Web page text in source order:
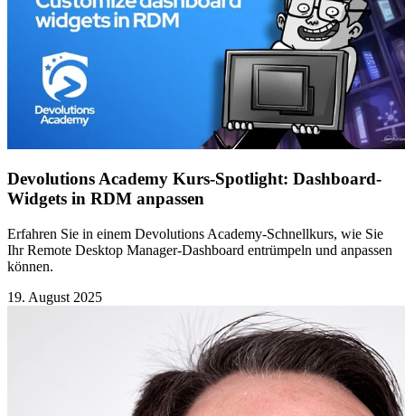
Devolutions Academy Kurs-Spotlight: Dashboard-
Widgets in RDM anpassen
Erfahren Sie in einem Devolutions Academy-Schnellkurs, wie Sie
Ihr Remote Desktop Manager-Dashboard entrümpeln und anpassen
können.
19. August 2025